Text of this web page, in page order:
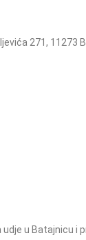
271, 11273
u Batajnicu i